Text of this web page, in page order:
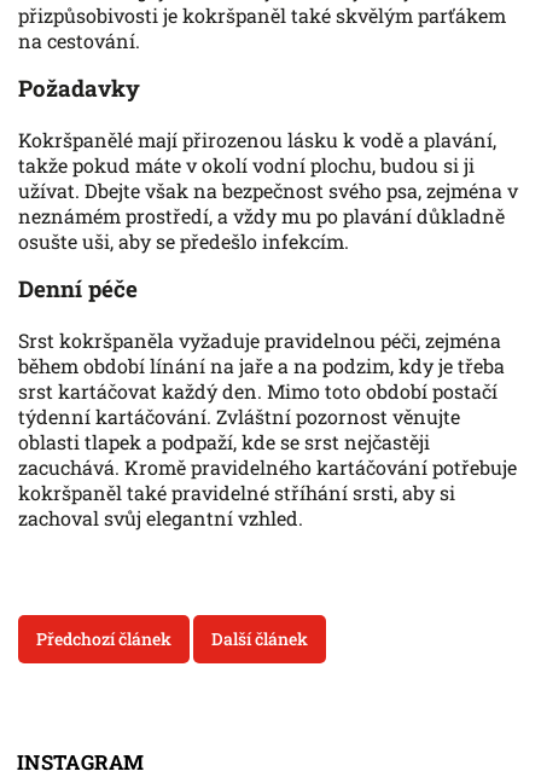
přizpůsobivosti je kokršpaněl také skvělým parťákem
na cestování.
Požadavky
Kokršpanělé mají přirozenou lásku k vodě a plavání,
takže pokud máte v okolí vodní plochu, budou si ji
užívat. Dbejte však na bezpečnost svého psa, zejména v
neznámém prostředí, a vždy mu po plavání důkladně
osušte uši, aby se předešlo infekcím.
Denní péče
Srst kokršpaněla vyžaduje pravidelnou péči, zejména
během období línání na jaře a na podzim, kdy je třeba
srst kartáčovat každý den. Mimo toto období postačí
týdenní kartáčování. Zvláštní pozornost věnujte
oblasti tlapek a podpaží, kde se srst nejčastěji
zacuchává. Kromě pravidelného kartáčování potřebuje
kokršpaněl také pravidelné stříhání srsti, aby si
zachoval svůj elegantní vzhled.
Předchozí článek Další článek
INSTAGRAM